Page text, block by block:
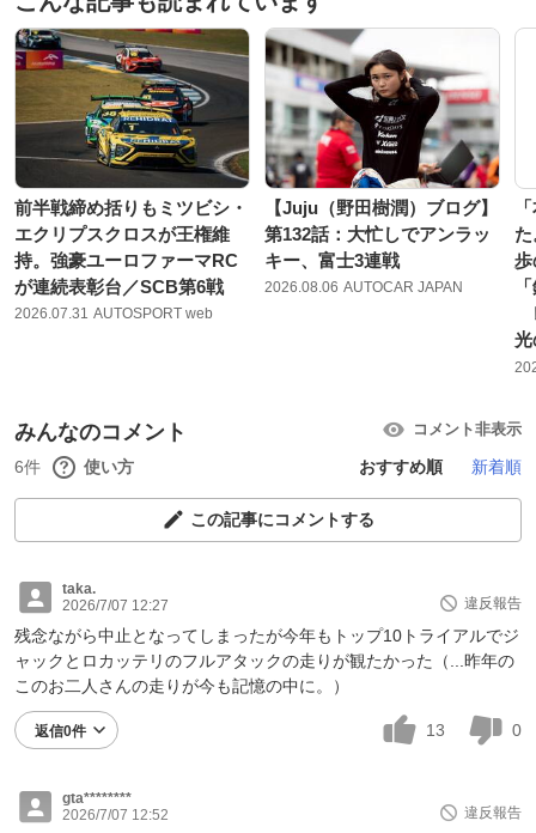
前半戦締め括りもミツビシ・
エクリプスクロスが王権維
持。強豪ユーロファーマRC
が連続表彰台／SCB第6戦
2026.07.31 AUTOSPORT web
【Juju（野田樹潤）ブログ】
第132話：大忙しでアンラッ
キー、富士3連戦
2026.08.06 AUTOCAR JAPAN
光
みんなのコメント コメント非表示
6件 使い方 おすすめ順 新着順
この記事にコメントする
taka.
2026/7/07 12:27
違反報告
残念ながら中止となってしまったが今年もトップ10トライアルでジ
ャックとロカッテリのフルアタックの走りが観たかった（...昨年の
このお二人さんの走りが今も記憶の中に。）
返信0件 13 0
gta********
2026/7/07 12:52
違反報告